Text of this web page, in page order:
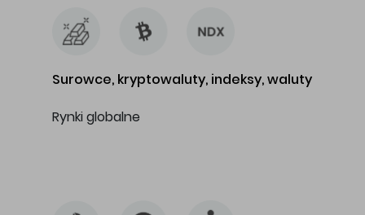
Surowce, kryptowaluty, indeksy, waluty
Rynki globalne